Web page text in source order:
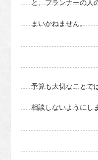
と、プランナーの人
まいかねません。
予算も大切なことで
相談しないようにし